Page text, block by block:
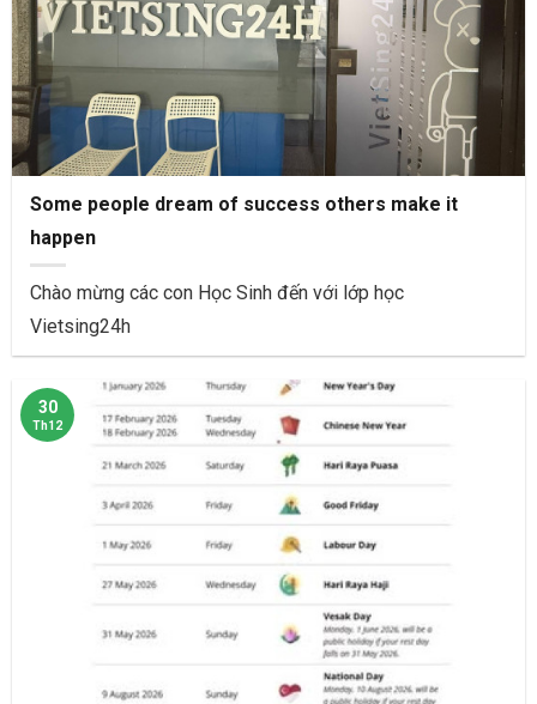
Some people dream of success others make it
happen
Chào mừng các con Học Sinh đến với lớp học
Vietsing24h
30
Th12